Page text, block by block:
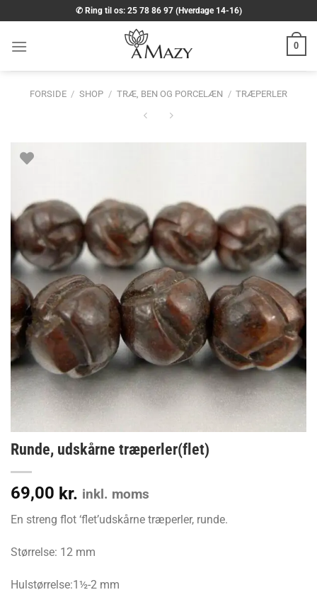
til
indhold
✆ Ring til os: 25 78 86 97 (Hverdage 14-16)
0
FORSIDE / SHOP / TRÆ, BEN OG PORCELÆN / TRÆPERLER
Runde, udskårne træperler(flet)
69,00 kr. inkl. moms
En streng flot ‘flet’udskårne træperler, runde.
Størrelse: 12 mm
Hulstørrelse:1½-2 mm